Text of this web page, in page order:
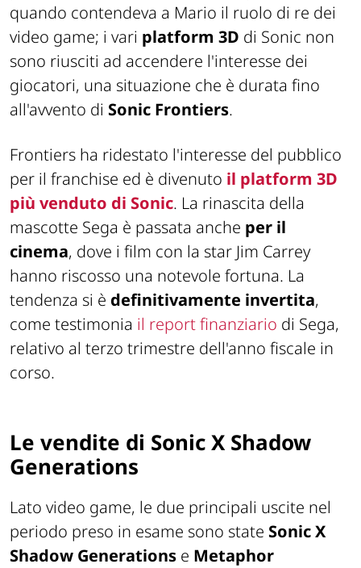
quando contendeva a Mario il ruolo di re dei
video game; i vari platform 3D di Sonic non
sono riusciti ad accendere l'interesse dei
giocatori, una situazione che è durata fino
all'avvento di Sonic Frontiers.
Frontiers ha ridestato l'interesse del pubblico
per il franchise ed è divenuto il platform 3D
più venduto di Sonic. La rinascita della
mascotte Sega è passata anche per il
cinema, dove i film con la star Jim Carrey
hanno riscosso una notevole fortuna. La
tendenza si è definitivamente invertita,
come testimonia il report finanziario di Sega,
relativo al terzo trimestre dell'anno fiscale in
corso.
Le vendite di Sonic X Shadow
Generations
Lato video game, le due principali uscite nel
periodo preso in esame sono state Sonic X
Shadow Generations e Metaphor